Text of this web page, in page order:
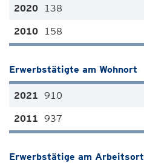
138
158
Erwerbstätigte am Wohnort
910
937
Erwerbstätige am Arbeitsort